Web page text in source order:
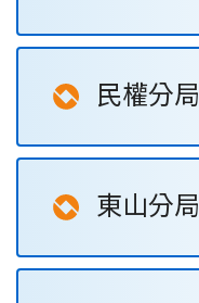
民權分局
東山分局